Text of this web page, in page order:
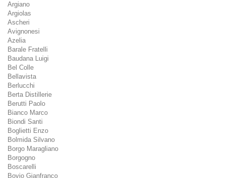
Argiano
Argiolas
Ascheri
Avignonesi
Azelia
Barale Fratelli
Baudana Luigi
Bel Colle
Bellavista
Berlucchi
Berta Distillerie
Berutti Paolo
Bianco Marco
Biondi Santi
Boglietti Enzo
Bolmida Silvano
Borgo Maragliano
Borgogno
Boscarelli
Bovio Gianfranco